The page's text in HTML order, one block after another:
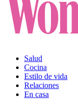
Salud
Cocina
Estilo de vida
Relaciones
En casa